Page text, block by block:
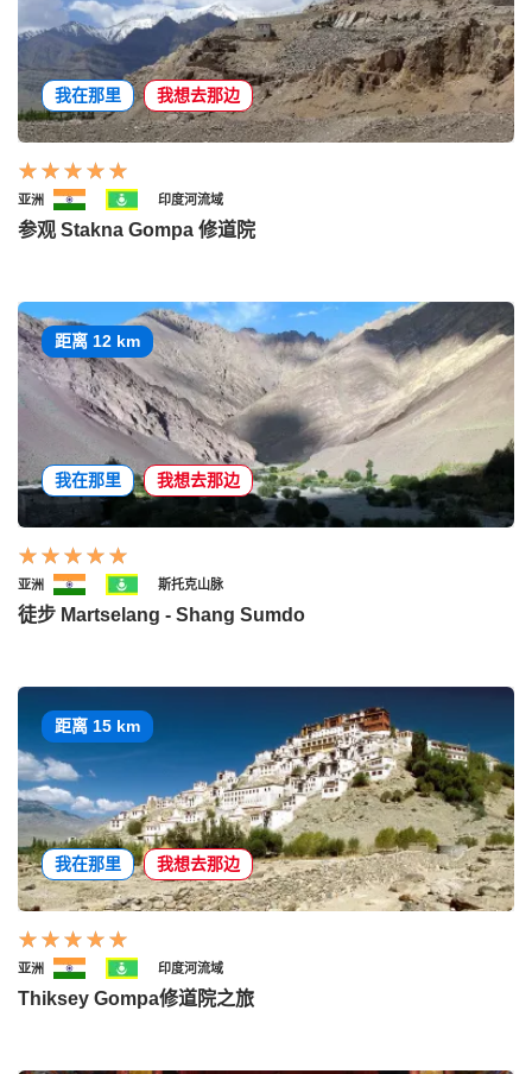
我在那里 我想去那边
亚洲 印度河流域
参观 Stakna Gompa 修道院
距离 12 km
我在那里 我想去那边
亚洲 斯托克山脉
徒步 Martselang - Shang Sumdo
距离 15 km
我在那里 我想去那边
亚洲 印度河流域
Thiksey Gompa修道院之旅